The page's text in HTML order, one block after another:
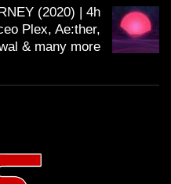
haben die
Klubnetz Dresden e.V.
(2020) | 4h
Plex, Ae:ther,
& many more